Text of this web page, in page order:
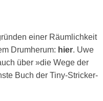
einer Räumlichkeit
Drumherum: hier. Uwe
über »die Wege der
Buch der Tiny-Stricker-